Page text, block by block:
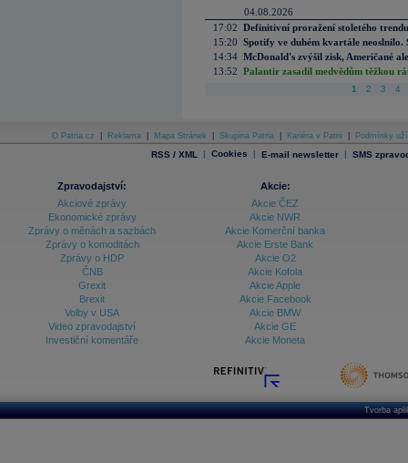
04.08.2026
17:02 Definitivní proražení stoletého
15:20 Spotify ve duhém kvartále neoslnilo.
14:34 McDonald's zvýšil zisk, Američané
13:52 Palantir zasadil medvědům těžkou
1 2 3 4
O Patria.cz Reklama Mapa Stránek Skupina Patria Kariéra v Patrii Podmínky
RSS / XML | Cookies | E-mail newsletter | SMS
Zpravodajství:
Akciové zprávy
Ekonomické zprávy
Zprávy o měnách a sazbách
Zprávy o komoditách
Zprávy o HDP
ČNB
Grexit
Brexit
Volby v USA
Video zpravodajství
Investiční komentáře
Akcie:
Akcie ČEZ
Akcie NWR
Akcie Komerční banka
Akcie Erste Bank
Akcie O2
Akcie Kofola
Akcie Apple
Akcie Facebook
Akcie BMW
Akcie GE
Akcie Moneta
Tvorba